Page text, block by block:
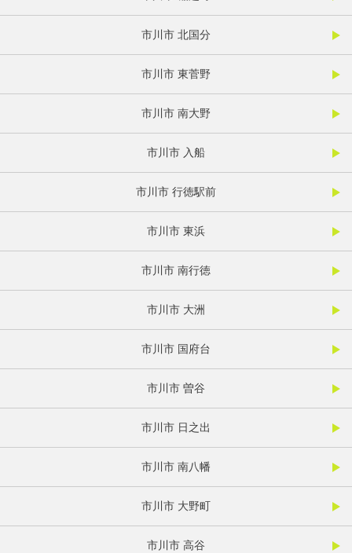
市川市 北国分
市川市 東菅野
市川市 南大野
市川市 入船
市川市 行徳駅前
市川市 東浜
市川市 南行徳
市川市 大洲
市川市 国府台
市川市 曽谷
市川市 日之出
市川市 南八幡
市川市 大野町
市川市 高谷